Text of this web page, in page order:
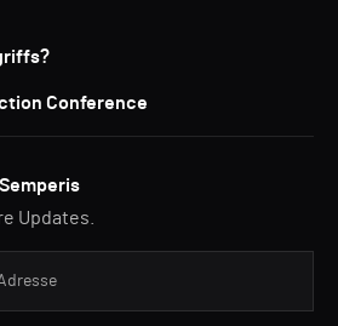
Conference
Updates.